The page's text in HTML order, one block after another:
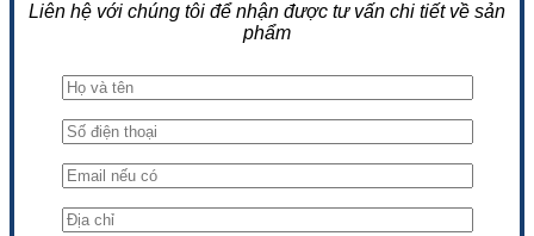
Liên hệ với chúng tôi để nhận được tư vấn chi tiết về sản
phẩm